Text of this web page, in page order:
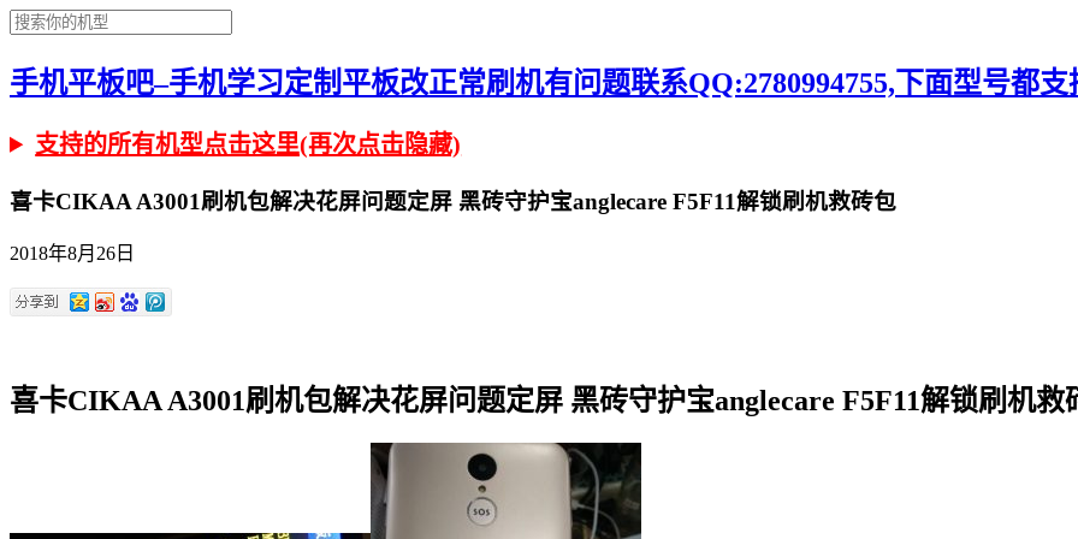
手机平板吧–手机学习定制平板改正常刷机有问题联系QQ:2780994755,下面型号都支
支持的所有机型点击这里(再次点击隐藏)
喜卡CIKAA A3001刷机包解决花屏问题定屏 黑砖守护宝anglecare F5F11解锁刷机救砖包
2018年8月26日
喜卡CIKAA A3001刷机包解决花屏问题定屏 黑砖守护宝anglecare F5F11解锁刷机救